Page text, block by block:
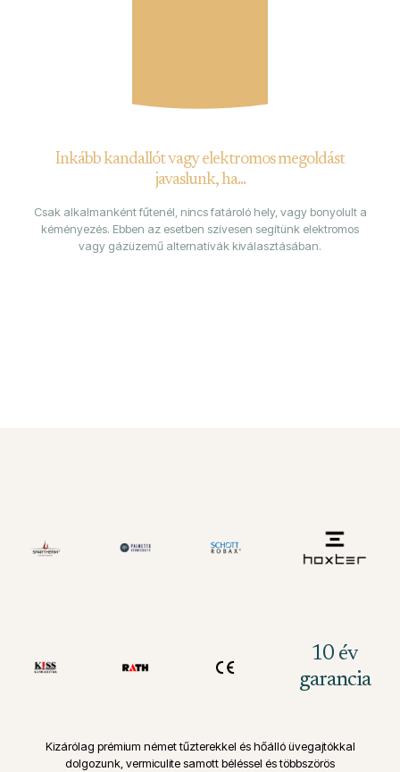
Inkább kandallót vagy elektromos megoldást
javaslunk, ha...
Csak alkalmanként fűtenél, nincs fatároló hely, vagy bonyolult a
kéményezés. Ebben az esetben szívesen segítünk elektromos
vagy gázüzemű alternatívák kiválasztásában.
10 év
garancia
Kizárólag prémium német tűzterekkel és hőálló üvegajtókkal
dolgozunk, vermiculite samott béléssel és többszörös